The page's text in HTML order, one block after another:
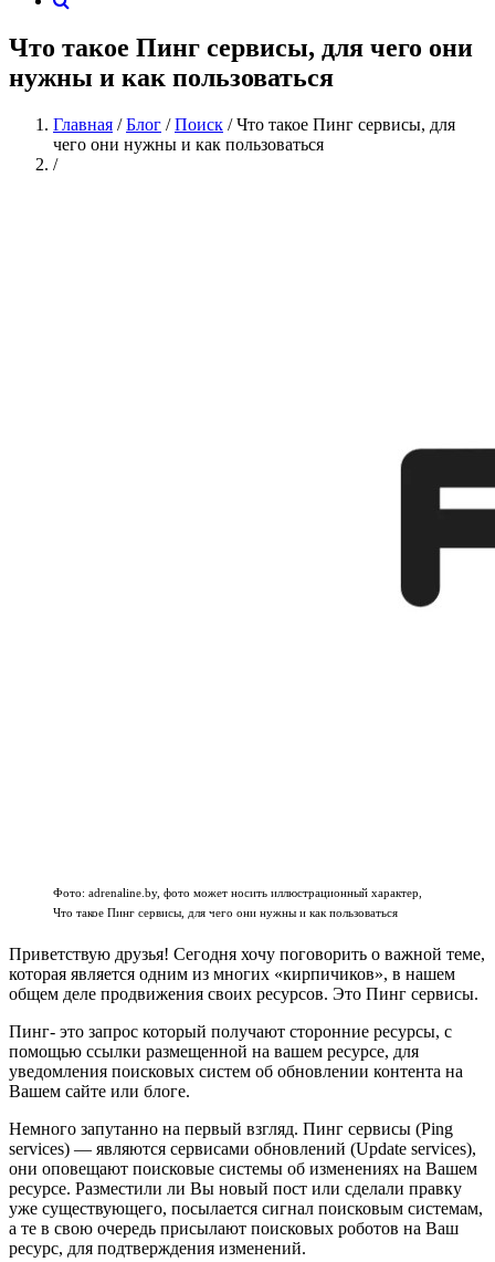
Что такое Пинг сервисы, для чего они
нужны и как пользоваться
Главная /Блог /Поиск /Что такое Пинг сервисы, для
чего они нужны и как пользоваться
/
Фото: adrenaline.by, фото может носить иллюстрационный характер,
Что такое Пинг сервисы, для чего они нужны и как пользоваться
Приветствую друзья! Сегодня хочу поговорить о важной теме,
которая является одним из многих «кирпичиков», в нашем
общем деле продвижения своих ресурсов. Это Пинг сервисы.
Пинг- это запрос который получают сторонние ресурсы, с
помощью ссылки размещенной на вашем ресурсе, для
уведомления поисковых систем об обновлении контента на
Вашем сайте или блоге.
Немного запутанно на первый взгляд. Пинг сервисы (Ping
services) — являются сервисами обновлений (Update services),
они оповещают поисковые системы об изменениях на Вашем
ресурсе. Разместили ли Вы новый пост или сделали правку
уже существующего, посылается сигнал поисковым системам,
а те в свою очередь присылают поисковых роботов на Ваш
ресурс, для подтверждения изменений.